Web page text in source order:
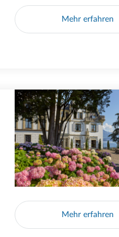
Mehr erfahren
Mehr erfahren